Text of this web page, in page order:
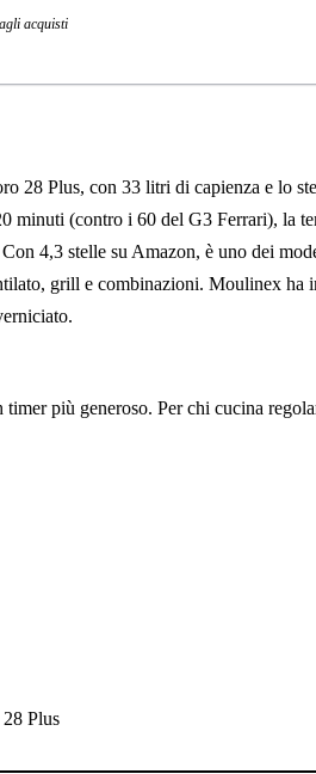
acquisti
28 Plus, con 33 litri di capienza e lo
minuti (contro i 60 del G3 Ferrari), la
4,3 stelle su Amazon, è uno dei
grill e combinazioni. Moulinex ha
più generoso. Per chi cucina
Plus